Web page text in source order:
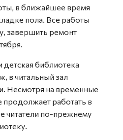
в ближайшее время
пола. Все работы
завершить ремонт
библиотека
в читальный зал
Несмотря на временные
работать в
по-прежнему